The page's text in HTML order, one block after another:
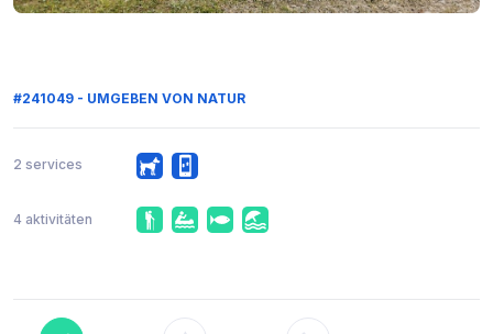
#241049 - UMGEBEN VON NATUR
2 services
4 aktivitäten